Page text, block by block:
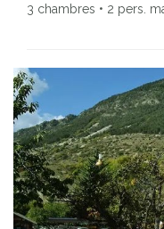
3 chambres • 2 pers.